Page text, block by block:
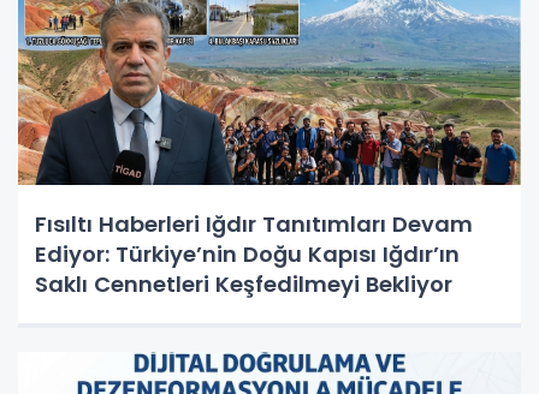
Fısıltı Haberleri Iğdır Tanıtımları Devam
Ediyor: Türkiye’nin Doğu Kapısı Iğdır’ın
Saklı Cennetleri Keşfedilmeyi Bekliyor